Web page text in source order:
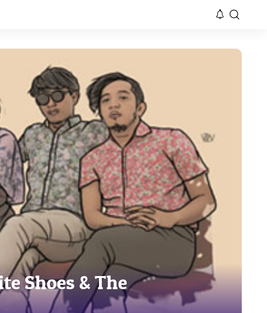
Shoes & The